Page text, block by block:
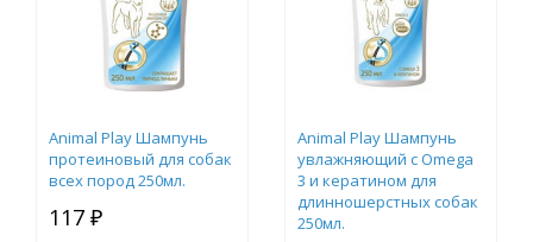
Animal Play Шампунь
протеиновый для собак
всех пород 250мл.
117 ₽
Animal Play Шампунь
увлажняющий с Omega
3 и кератином для
длинношерстных собак
250мл.